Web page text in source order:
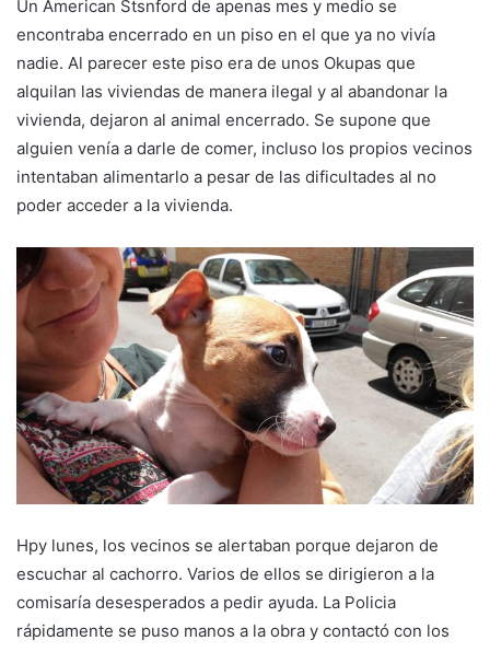
Un American Stsnford de apenas mes y medio se
encontraba encerrado en un piso en el que ya no vivía
nadie. Al parecer este piso era de unos Okupas que
alquilan las viviendas de manera ilegal y al abandonar la
vivienda, dejaron al animal encerrado. Se supone que
alguien venía a darle de comer, incluso los propios vecinos
intentaban alimentarlo a pesar de las dificultades al no
poder acceder a la vivienda.
Hpy lunes, los vecinos se alertaban porque dejaron de
escuchar al cachorro. Varios de ellos se dirigieron a la
comisaría desesperados a pedir ayuda. La Policia
rápidamente se puso manos a la obra y contactó con los